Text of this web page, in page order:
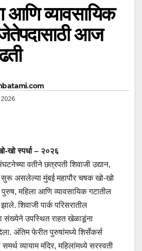
आणि व्यावसायिक
आज
2026
खो स्पर्धा – २०२६
वतीने छत्रपती शिवाजी उद्यान,
सुरू असलेल्या मुंबई महापौर चषक खो-खो
महिला आणि व्यावसायिक गटातील
शिवाजी पार्क परिसरातील
संख्येने उपस्थित राहत खेळाडूंना
अंतिम फेरीत पुरुषांमध्ये शिर्सेकर्स
समर्थ व्यायाम मंदिर, महिलांमध्ये सरस्वती